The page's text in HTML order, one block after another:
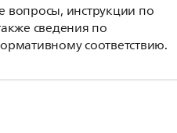
вопросы, инструкции по
сведения по
соответствию.